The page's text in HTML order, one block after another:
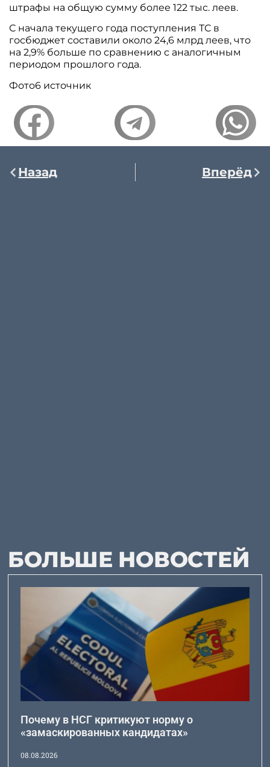
штрафы на общую сумму более 122 тыс. леев.
С начала текущего года поступления ТС в
госбюджет составили около 24,6 млрд леев, что
на 2,9% больше по сравнению с аналогичным
периодом прошлого года.
Фото6 источник
Назад Вперёд
БОЛЬШЕ НОВОСТЕЙ
Почему в НСГ критикуют норму о
«замаскированных кандидатах»
08.08.2026